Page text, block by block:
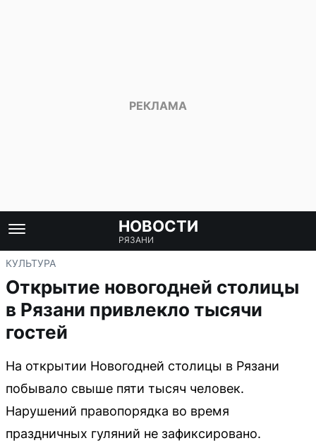
НОВОСТИ
РЯЗАНИ
КУЛЬТУРА
Открытие новогодней столицы
в Рязани привлекло тысячи
гостей
На открытии Новогодней столицы в Рязани
побывало свыше пяти тысяч человек.
Нарушений правопорядка во время
праздничных гуляний не зафиксировано.